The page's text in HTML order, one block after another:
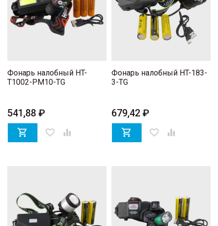
Фонарь налобный HT-
T1002-PM10-TG
541,88 ₽
 favorite_border 
Фонарь налобный HT-183-
3-TG
679,42 ₽
 favorite_border 